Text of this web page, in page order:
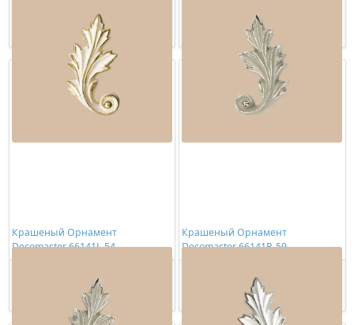
Купить
Купить
Крашеный Орнамент
Decomaster 66141L-54
Купить
Крашеный Орнамент
Decomaster 66141R-59
Купить